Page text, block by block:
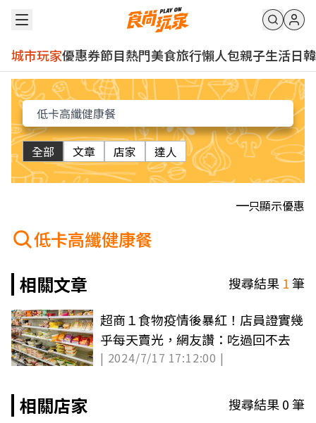
城市玩家優惠券節目熱門美食旅行懶人包親子生活日韓
全部 文章 店家 達人
只顯示優惠
低卡高纖健康餐
相關文章
搜尋結果 1筆
超商１食物疫情後暴紅！店員證實幾
乎每天賣光，網友讚：吃過回不去
| 2024/7/17 17:12:00 |
相關店家 搜尋結果0筆